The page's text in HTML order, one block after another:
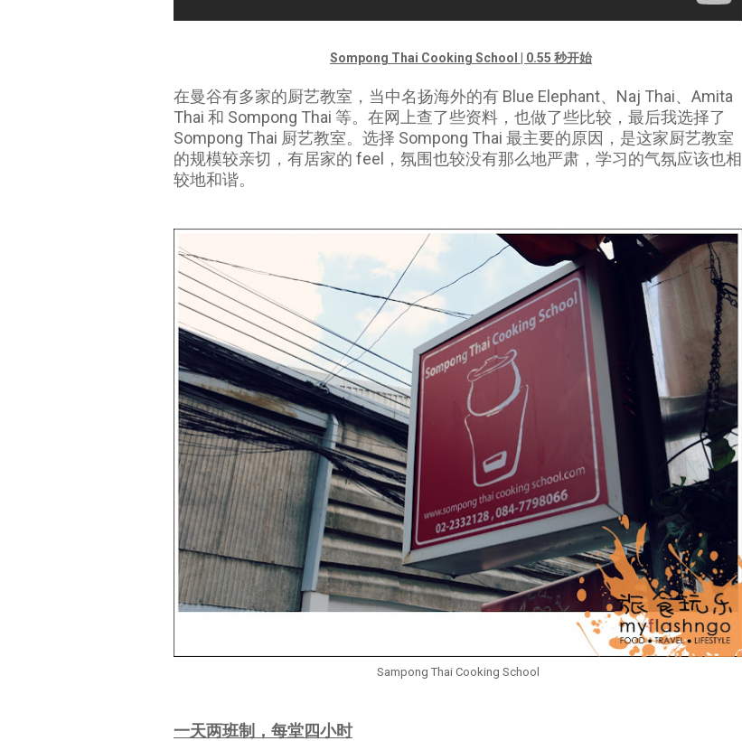
Sompong Thai Cooking School | 0.55 秒开始
在曼谷有多家的厨艺教室，当中名扬海外的有 Blue Elephant、Naj Thai、Amita
Thai 和 Sompong Thai 等。在网上查了些资料，也做了些比较，最后我选择了
Sompong Thai 厨艺教室。选择 Sompong Thai 最主要的原因，是这家厨艺教室
的规模较亲切，有居家的 feel，氛围也较没有那么地严肃，学习的气氛应该也相
较地和谐。
Sampong Thai Cooking School
一天两班制，每堂四小时